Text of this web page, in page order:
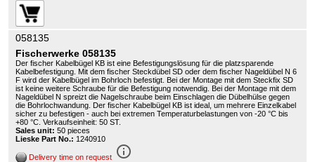
058135
Fischerwerke 058135
Der fischer Kabelbügel KB ist eine Befestigungslösung für die platzsparende
Kabelbefestigung. Mit dem fischer Steckdübel SD oder dem fischer Nageldübel N 6
F wird der Kabelbügel im Bohrloch befestigt. Bei der Montage mit dem Steckfix SD
ist keine weitere Schraube für die Befestigung notwendig. Bei der Montage mit dem
Nageldübel N spreizt die Nagelschraube beim Einschlagen die Dübelhülse gegen
die Bohrlochwandung. Der fischer Kabelbügel KB ist ideal, um mehrere Einzelkabel
sicher zu befestigen - auch bei extremen Temperaturbelastungen von -20 °C bis
+80 °C. Verkaufseinheit: 50 ST.
Sales unit: 50 pieces
Lieske Part No.: 1240910
Delivery time on request info_outline